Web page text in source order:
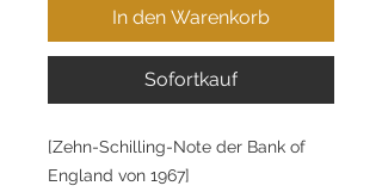
In den Warenkorb
Sofortkauf
[Zehn-Schilling-Note der Bank of
England von 1967]